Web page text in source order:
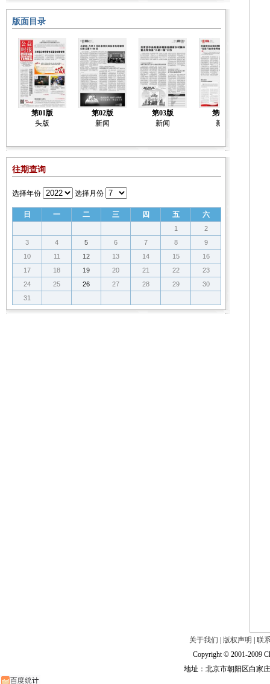
版面目录
第01版
头版
第02版
新闻
第03版
新闻
第04版
新闻
往期查询
选择年份 选择月份
日 一 二 三 四 五 六
1
2
3
4 5 6 7 8
9
10
11 12 13 14 15
16
17
18 19 20 21 22
23
24
25 26 27 28 29
30
31
关于我们 版权声明
联
Copyright © 2001-2009
地址：北京市朝阳区白家